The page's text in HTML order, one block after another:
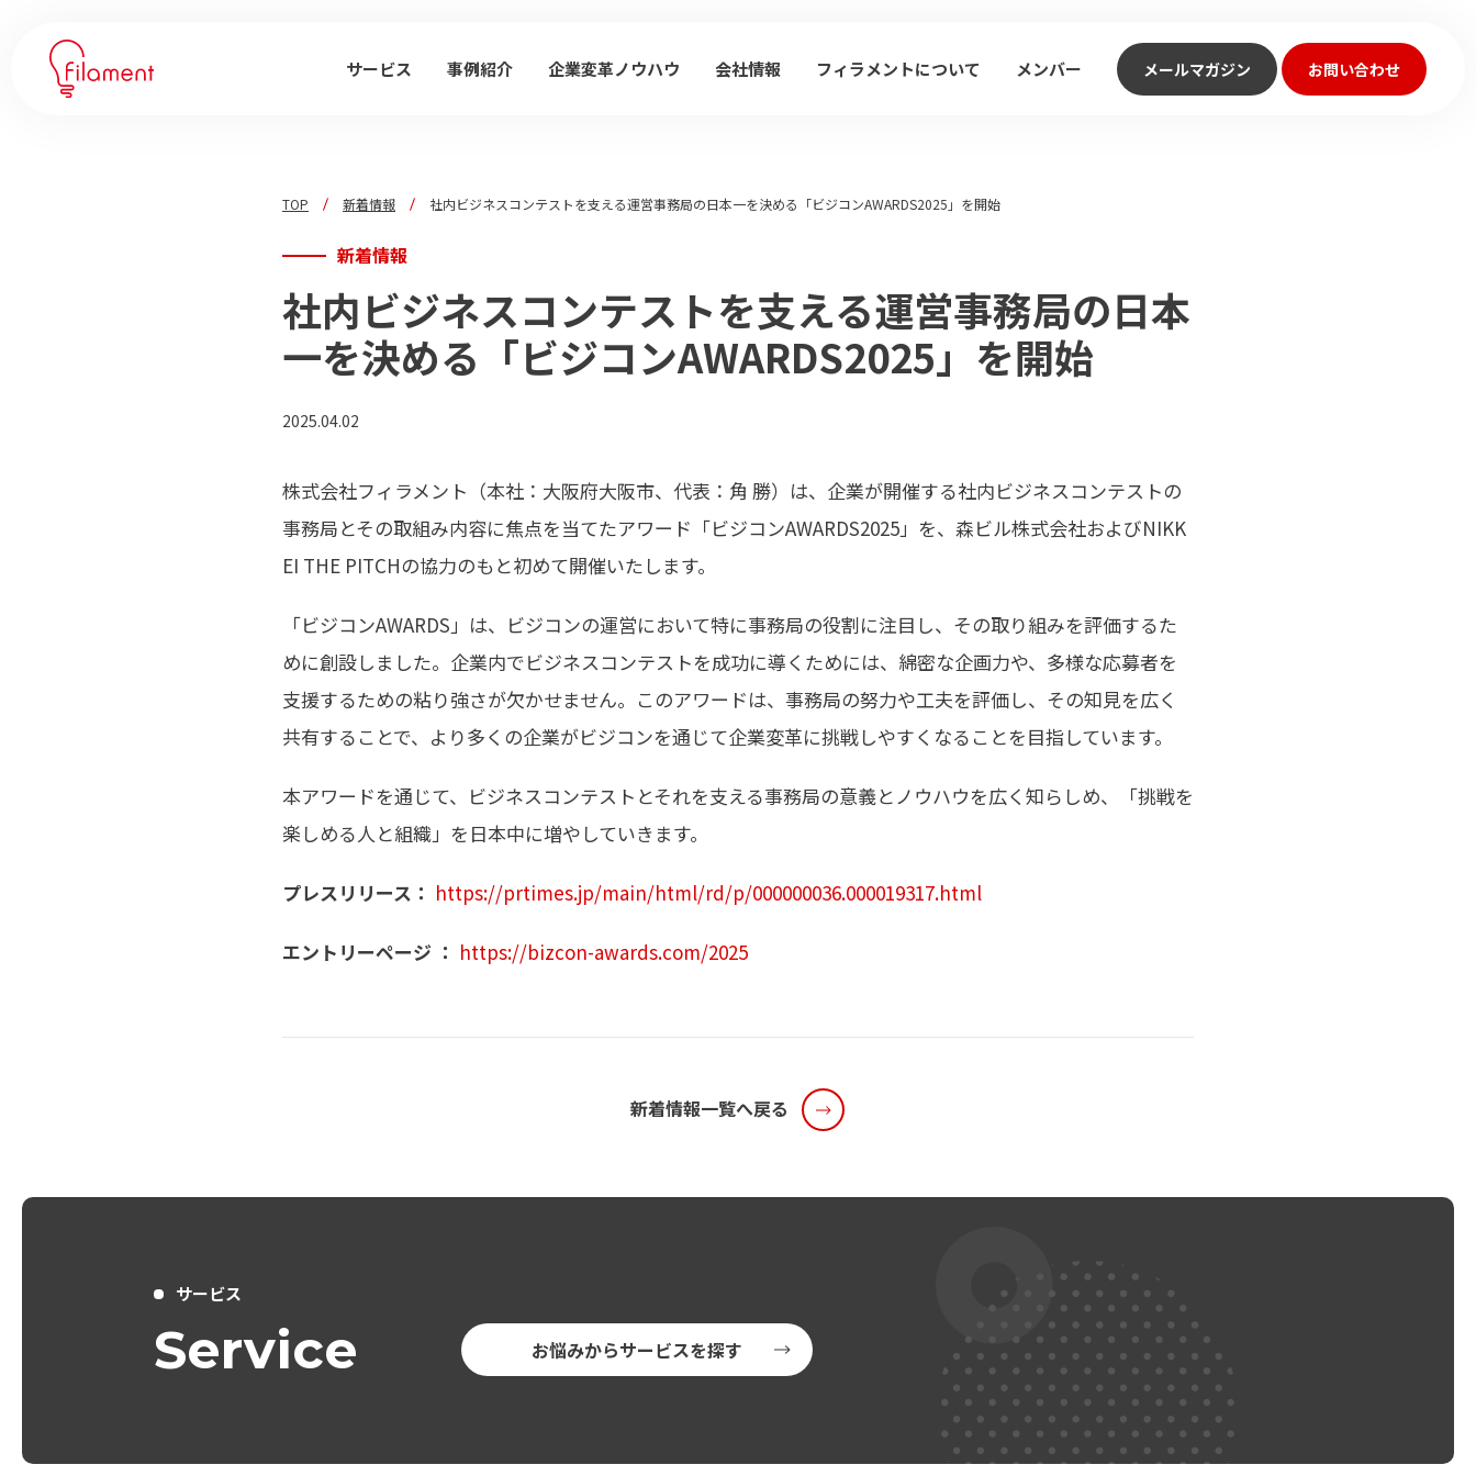
サービス 事例紹介 企業変革ノウハウ 会社情報 フィラメントについて メンバー メールマガジン お問い合わせ
TOP 新着情報 社内ビジネスコンテストを支える運営事務局の日本一を決める「ビジコンAWARDS2025」を開始
新着情報
社内ビジネスコンテストを支える運営事務局の日本
一を決める「ビジコンAWARDS2025」を開始
2025.04.02
株式会社フィラメント（本社：大阪府大阪市、代表：角 勝）は、企業が開催する社内ビジネスコンテストの
事務局とその取組み内容に焦点を当てたアワード「ビジコンAWARDS2025」を、森ビル株式会社およびNIKK
EI THE PITCHの協力のもと初めて開催いたします。
「ビジコンAWARDS」は、ビジコンの運営において特に事務局の役割に注目し、その取り組みを評価するた
めに創設しました。企業内でビジネスコンテストを成功に導くためには、綿密な企画力や、多様な応募者を
支援するための粘り強さが欠かせません。このアワードは、事務局の努力や工夫を評価し、その知見を広く
共有することで、より多くの企業がビジコンを通じて企業変革に挑戦しやすくなることを目指しています。
本アワードを通じて、ビジネスコンテストとそれを支える事務局の意義とノウハウを広く知らしめ、「挑戦を
楽しめる人と組織」を日本中に増やしていきます。
プレスリリース： https://prtimes.jp/main/html/rd/p/000000036.000019317.html
エントリーページ ： https://bizcon-awards.com/2025
新着情報一覧へ戻る
サービス
Service お悩みからサービスを探す